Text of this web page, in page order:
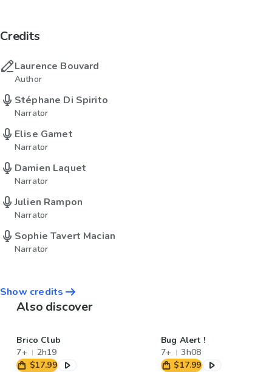
Credits
Laurence Bouvard
Author
Stéphane Di Spirito
Narrator
Elise Gamet
Narrator
Damien Laquet
Narrator
Julien Rampon
Narrator
Sophie Tavert Macian
Narrator
Show credits
Also discover
Brico Club
7+
2h19
$17.99
Bug Alert !
7+
3h08
$17.99